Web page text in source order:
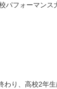
パフォーマン
わり、高校2年